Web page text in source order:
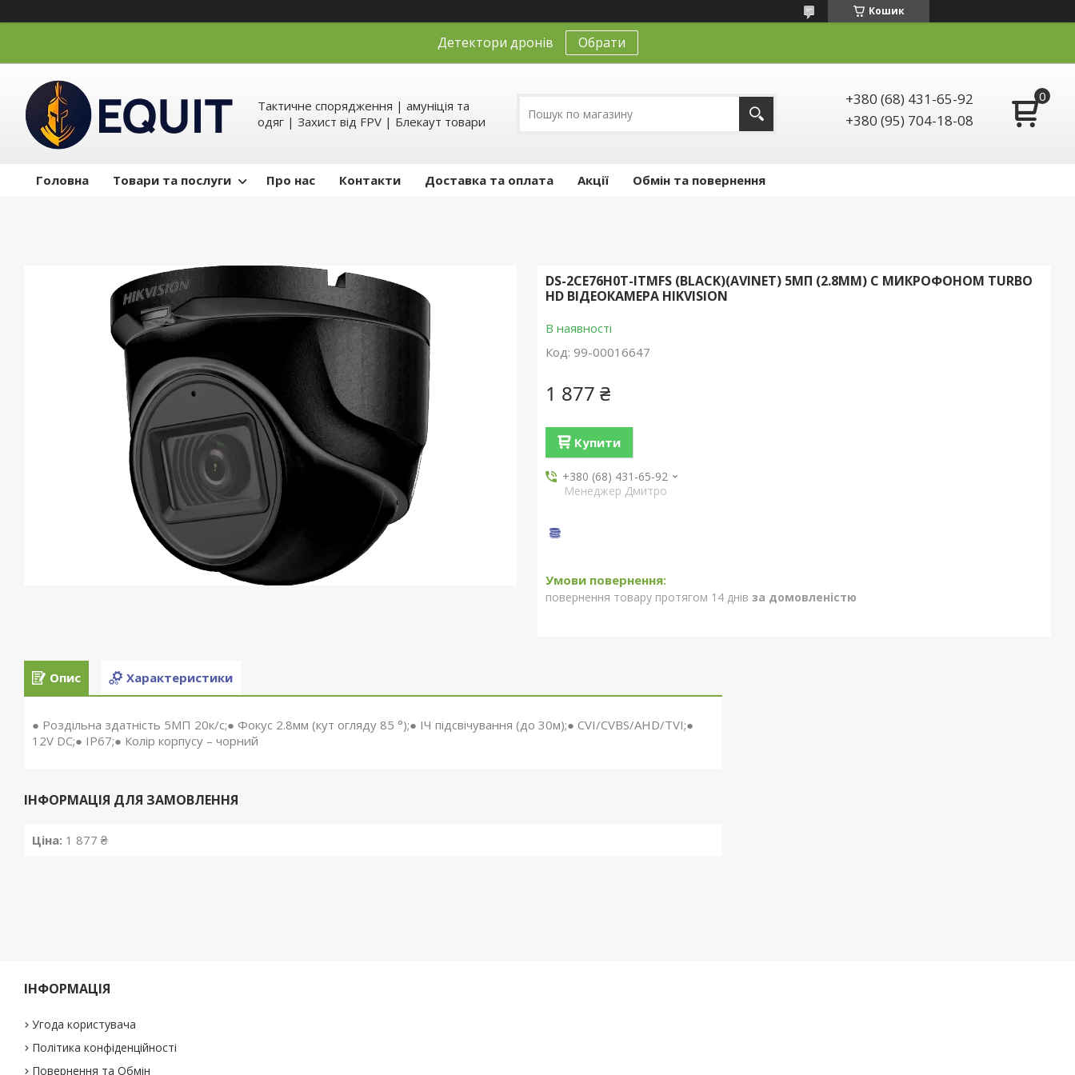
Кошик
Детектори дронів Обрати
Тактичне спорядження | амуніція та
одяг | Захист від FPV | Блекаут товари
+380 (68) 431-65-92
+380 (95) 704-18-08
Головна Товари та послуги Про нас Контакти Доставка та оплата Акції Обмін та повернення
DS-2CE76H0T-ITMFS (BLACK)(AVINET) 5МП (2.8ММ) С МИКРОФОНОМ TURBO
HD ВІДЕОКАМЕРА HIKVISION
В наявності
Код: 99-00016647
1 877 ₴
Купити
+380 (68) 431-65-92
Менеджер Дмитро
повернення товару протягом 14 днів за домовленістю
Опис Характеристики
● Роздільна здатність 5МП 20к/с;● Фокус 2.8мм (кут огляду 85 °);● ІЧ підсвічування (до 30м);● CVI/CVBS/AHD/TVI;●
12V DC;● IP67;● Колір корпусу – чорний
ІНФОРМАЦІЯ ДЛЯ ЗАМОВЛЕННЯ
Ціна: 1 877 ₴
ІНФОРМАЦІЯ
Угода користувача
Політика конфіденційності
Повернення та Обмін